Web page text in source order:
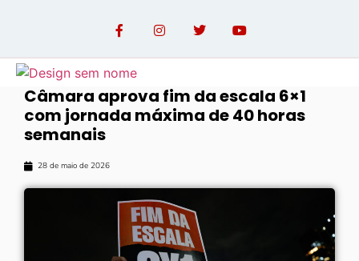
Câmara aprova fim da escala 6×1
com jornada máxima de 40 horas
semanais
28 de maio de 2026